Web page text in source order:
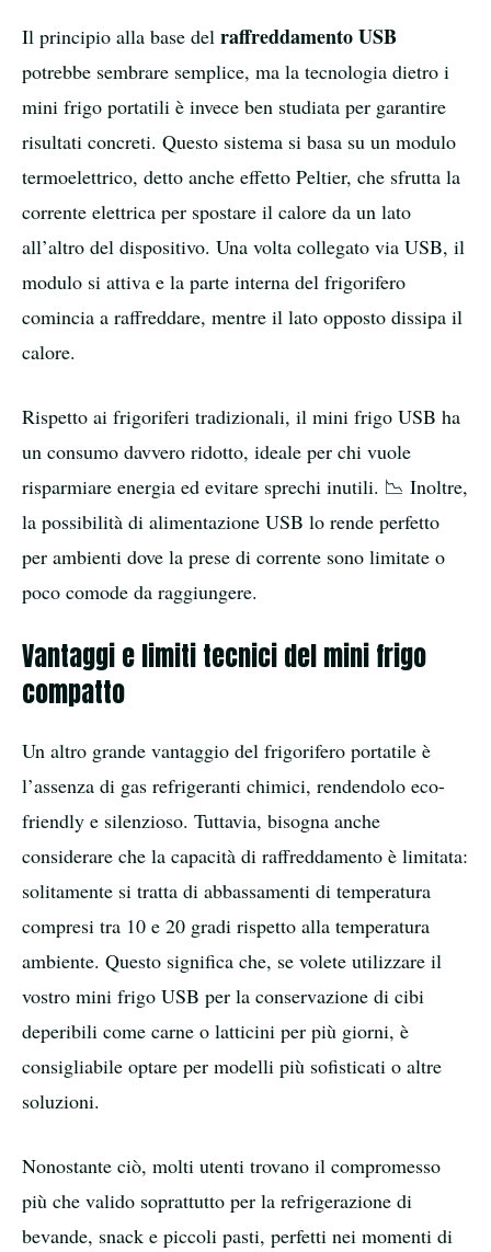
Il principio alla base del raffreddamento USB
potrebbe sembrare semplice, ma la tecnologia dietro i
mini frigo portatili è invece ben studiata per garantire
risultati concreti. Questo sistema si basa su un modulo
termoelettrico, detto anche effetto Peltier, che sfrutta la
corrente elettrica per spostare il calore da un lato
all’altro del dispositivo. Una volta collegato via USB, il
modulo si attiva e la parte interna del frigorifero
comincia a raffreddare, mentre il lato opposto dissipa il
calore.
Rispetto ai frigoriferi tradizionali, il mini frigo USB ha
un consumo davvero ridotto, ideale per chi vuole
risparmiare energia ed evitare sprechi inutili. 📉 Inoltre,
la possibilità di alimentazione USB lo rende perfetto
per ambienti dove la prese di corrente sono limitate o
poco comode da raggiungere.
Vantaggi e limiti tecnici del mini frigo
compatto
Un altro grande vantaggio del frigorifero portatile è
l’assenza di gas refrigeranti chimici, rendendolo eco-
friendly e silenzioso. Tuttavia, bisogna anche
considerare che la capacità di raffreddamento è limitata:
solitamente si tratta di abbassamenti di temperatura
compresi tra 10 e 20 gradi rispetto alla temperatura
ambiente. Questo significa che, se volete utilizzare il
vostro mini frigo USB per la conservazione di cibi
deperibili come carne o latticini per più giorni, è
consigliabile optare per modelli più sofisticati o altre
soluzioni.
Nonostante ciò, molti utenti trovano il compromesso
più che valido soprattutto per la refrigerazione di
bevande, snack e piccoli pasti, perfetti nei momenti di